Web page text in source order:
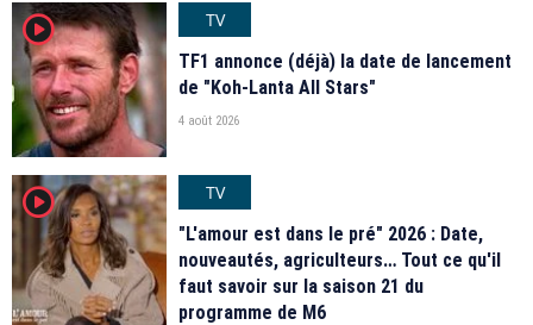
player2
TV
TF1 annonce (déjà) la date de lancement
de "Koh-Lanta All Stars"
4 août 2026
player2
TV
"L'amour est dans le pré" 2026 : Date,
nouveautés, agriculteurs… Tout ce qu'il
faut savoir sur la saison 21 du
programme de M6